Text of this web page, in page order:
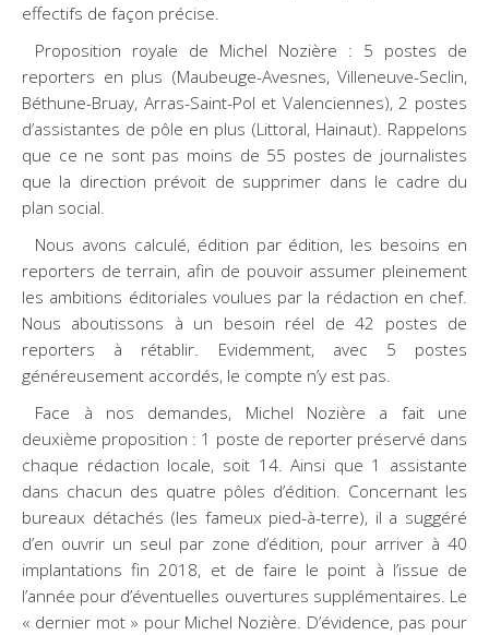
effectifs de façon précise.
Proposition royale de Michel Nozière : 5 postes de
reporters en plus (Maubeuge-Avesnes, Villeneuve-Seclin,
Béthune-Bruay, Arras-Saint-Pol et Valenciennes), 2 postes
d’assistantes de pôle en plus (Littoral, Hainaut). Rappelons
que ce ne sont pas moins de 55 postes de journalistes
que la direction prévoit de supprimer dans le cadre du
plan social.
Nous avons calculé, édition par édition, les besoins en
reporters de terrain, afin de pouvoir assumer pleinement
les ambitions éditoriales voulues par la rédaction en chef.
Nous aboutissons à un besoin réel de 42 postes de
reporters à rétablir. Evidemment, avec 5 postes
généreusement accordés, le compte n’y est pas.
Face à nos demandes, Michel Nozière a fait une
deuxième proposition : 1 poste de reporter préservé dans
chaque rédaction locale, soit 14. Ainsi que 1 assistante
dans chacun des quatre pôles d’édition. Concernant les
bureaux détachés (les fameux pied-à-terre), il a suggéré
d’en ouvrir un seul par zone d’édition, pour arriver à 40
implantations fin 2018, et de faire le point à l’issue de
l’année pour d’éventuelles ouvertures supplémentaires. Le
« dernier mot » pour Michel Nozière. D’évidence, pas pour